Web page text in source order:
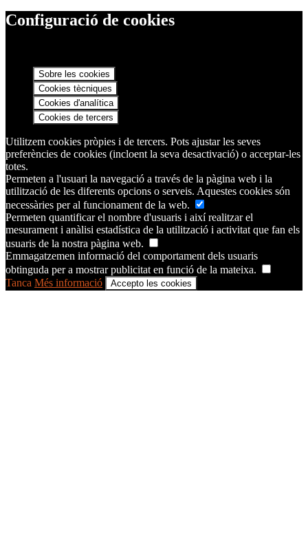
Configuració de cookies
Sobre les cookies
Cookies tècniques
Cookies d'analítica
Cookies de tercers
Utilitzem cookies pròpies i de tercers. Pots ajustar les seves
preferències de cookies (incloent la seva desactivació) o acceptar-les
totes.
Permeten a l'usuari la navegació a través de la pàgina web i la
utilització de les diferents opcions o serveis. Aquestes cookies són
necessàries per al funcionament de la web.
Permeten quantificar el nombre d'usuaris i així realitzar el
mesurament i anàlisi estadística de la utilització i activitat que fan els
usuaris de la nostra pàgina web.
Emmagatzemen informació del comportament dels usuaris
obtinguda per a mostrar publicitat en funció de la mateixa.
Tanca Més informació Accepto les cookies